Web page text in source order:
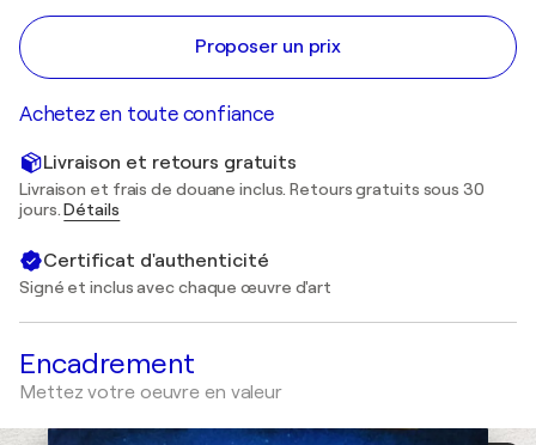
Proposer un prix
Achetez en toute confiance
Livraison et retours gratuits
Livraison et frais de douane inclus. Retours gratuits sous 30
jours.Détails
Certificat d'authenticité
Signé et inclus avec chaque œuvre d'art
Encadrement
Mettez votre oeuvre en valeur